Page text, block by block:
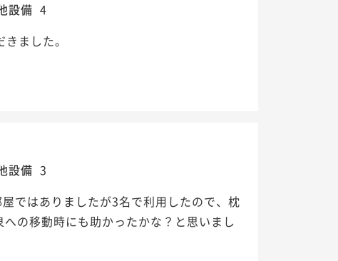
設備 4
ました。
設備 3
ではありましたが3名で利用したので、枕
の移動時にも助かったかな？と思いまし